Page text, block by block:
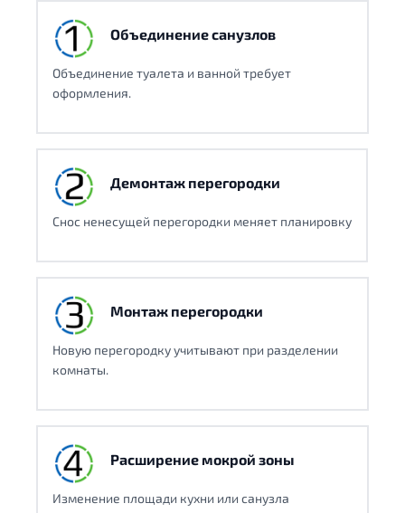
Объединение санузлов
Объединение туалета и ванной требует
оформления.
Демонтаж перегородки
Снос ненесущей перегородки меняет планировку
Монтаж перегородки
Новую перегородку учитывают при разделении
комнаты.
Расширение мокрой зоны
Изменение площади кухни или санузла